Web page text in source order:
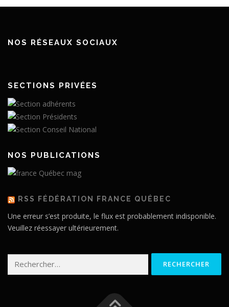
NOS RÉSEAUX SOCIAUX
SECTIONS PRIVÉES
NOS PUBLICATIONS
RSS FÉDÉRATION FRANCE QUÉBEC
Une erreur s’est produite, le flux est probablement indisponible.
Veuillez réessayer ultérieurement.
Rechercher :